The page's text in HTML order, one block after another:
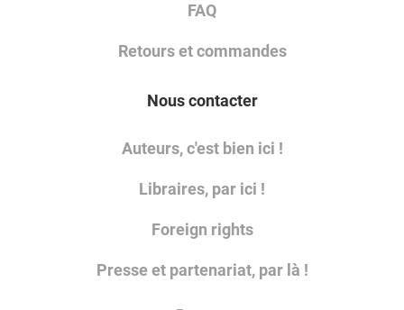
FAQ
Retours et commandes
Nous contacter
Auteurs, c'est bien ici !
Libraires, par ici !
Foreign rights
Presse et partenariat, par là !